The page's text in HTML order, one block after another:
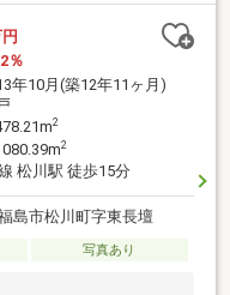
％
年10月(築12年11ヶ月)
2
2
松川駅 徒歩15分
島市松川町字東長壇
写真あり